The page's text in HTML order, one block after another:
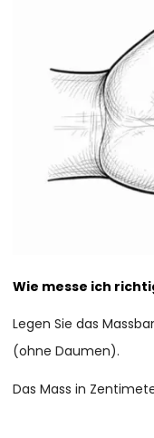
Wie messe ich
Legen Sie das
(ohne Daumen).
Das Mass in